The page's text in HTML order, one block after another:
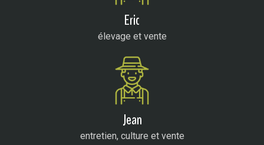
Eric
élevage et vente
Jean
entretien, culture et vente